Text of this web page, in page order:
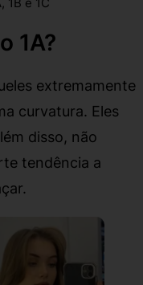
1A?
extremamente
curvatura. Eles
disso, não
tendência a